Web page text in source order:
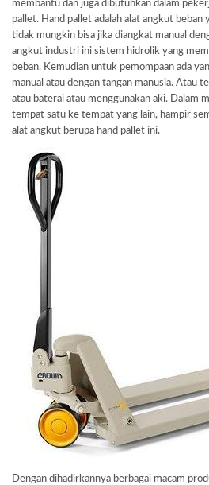
membantu dan juga dibutuhkan dalam
pallet. Hand pallet adalah alat angkut beban
tidak mungkin bisa jika diangkat manual
angkut industri ini sistem hidrolik yang
beban. Kemudian untuk pemompaan ada
manual atau dengan tangan manusia. Atau
atau baterai atau menggunakan aki. Dalam
tempat satu ke tempat yang lain, hampir
alat angkut berupa hand pallet ini.
Dengan dihadirkannya berbagai macam